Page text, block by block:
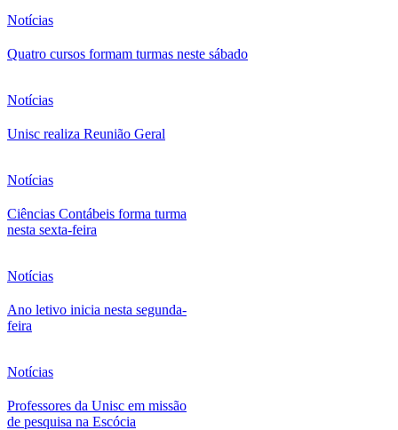
Notícias
Quatro cursos formam turmas neste sábado
Notícias
Unisc realiza Reunião Geral
Notícias
Ciências Contábeis forma turma
nesta sexta-feira
Notícias
Ano letivo inicia nesta segunda-
feira
Notícias
Professores da Unisc em missão
de pesquisa na Escócia